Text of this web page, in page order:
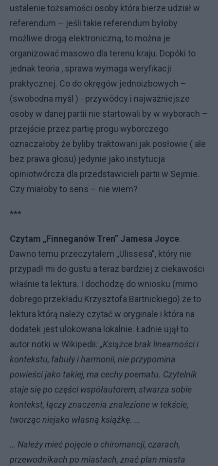
ustalenie tożsamości osoby która bierze udział w
referendum – jeśli takie referendum byłoby
możliwe drogą elektroniczną, to można je
organizować masowo dla terenu kraju. Dopóki to
jednak teoria , sprawa wymaga weryfikacji
praktycznej. Co do okręgów jednoizbowych –
(swobodna myśl ) - przywódcy i najważniejsze
osoby w danej partii nie startowali by w wyborach –
przejście przez partię progu wyborczego
oznaczałoby że byliby traktowani jak posłowie ( ale
bez prawa głosu) jedynie jako instytucja
opiniotwórcza dla przedstawicieli partii w Sejmie.
Czy miałoby to sens – nie wiem?
***
Czytam „Finneganów Tren” Jamesa Joyce.
Dawno temu przeczytałem „Ulissesa”, który nie
przypadł mi do gustu a teraz bardziej z ciekawości
właśnie ta lektura. I dochodzę do wniosku (mimo
dobrego przekładu Krzysztofa Bartnickiego) że to
lektura którą należy czytać w oryginale i która na
dodatek jest ulokowana lokalnie. Ładnie ujął to
autor notki w Wikipedii: „Książce brak linearności i
kontekstu, fabuły i harmonii, nie przypomina
powieści jako takiej, ma cechy poematu. Czytelnik
staje się po części współautorem, stwarza sobie
kontekst, łączy znaczenia znalezione w tekście,
tworząc niejako własną książkę. …
… Należy mieć pojęcie o chiromancji, czarach,
przewodnikach po miastach, znać plan miasta